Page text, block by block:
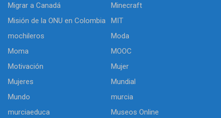
Migrar a Canadá
Minecraft
Misión de la ONU en Colombia
MIT
mochileros
Moda
Moma
MOOC
Motivación
Mujer
Mujeres
Mundial
Mundo
murcia
murciaeduca
Museos Online